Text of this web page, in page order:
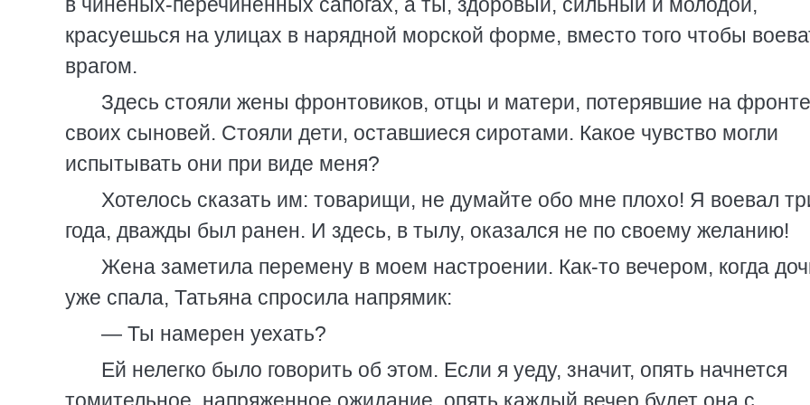
красуешься на улицах в нарядной морской форме, вместо того чтобы
врагом.
Здесь стояли жены фронтовиков, отцы и матери, потерявшие на фронте
своих сыновей. Стояли дети, оставшиеся сиротами. Какое чувство могли
испытывать они при виде меня?
Хотелось сказать им: товарищи, не думайте обо мне плохо! Я воевал
года, дважды был ранен. И здесь, в тылу, оказался не по своему желанию!
Жена заметила перемену в моем настроении. Как-то вечером, когда
уже спала, Татьяна спросила напрямик:
— Ты намерен уехать?
Ей нелегко было говорить об этом. Если я уеду, значит, опять начнется